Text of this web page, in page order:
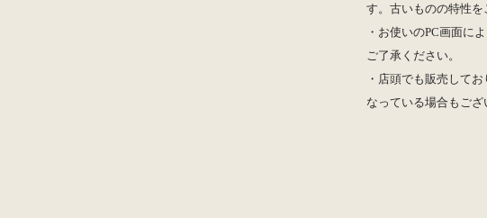
す。古いものの特性を
・お使いのPC画面に
ご了承ください。
・店頭でも販売して
なっている場合もござ